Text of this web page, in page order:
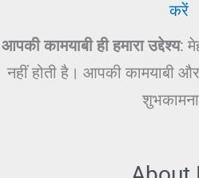
करें
आपकी कामयाबी ही हमारा उद्देश्य:
नहीं होती है। आपकी कामयाबी और